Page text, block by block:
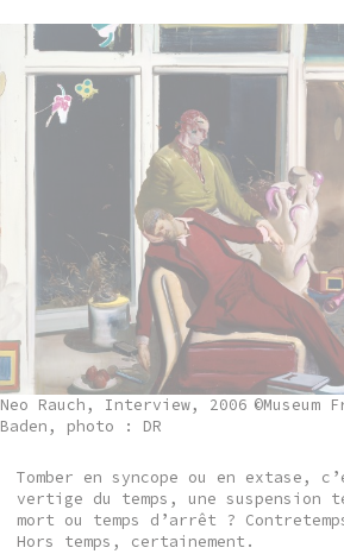
Neo Rauch, Interview, 2006 ©Museum
Baden, photo : DR
Tomber en syncope ou en extase,
vertige du temps, une suspension
mort ou temps d’arrêt ?
Hors temps, certainement.